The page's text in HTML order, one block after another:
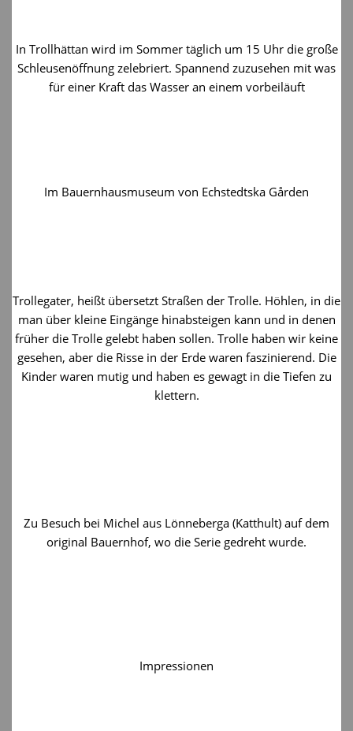
In Trollhättan wird im Sommer täglich um 15 Uhr die große
Schleusenöffnung zelebriert. Spannend zuzusehen mit was
für einer Kraft das Wasser an einem vorbeiläuft
Im Bauernhausmuseum von Echstedtska Gården
Trollegater, heißt übersetzt Straßen der Trolle. Höhlen, in die
man über kleine Eingänge hinabsteigen kann und in denen
früher die Trolle gelebt haben sollen. Trolle haben wir keine
gesehen, aber die Risse in der Erde waren faszinierend. Die
Kinder waren mutig und haben es gewagt in die Tiefen zu
klettern.
Zu Besuch bei Michel aus Lönneberga (Katthult) auf dem
original Bauernhof, wo die Serie gedreht wurde.
Impressionen